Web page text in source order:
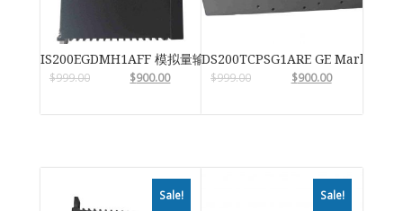
IS200EGDMH1AFF 模拟量输入输出模块
$999.00 $900.00
DS200TCPSG1ARE GE Mark VIe
$999.00 $900.00
Sale! Sale!